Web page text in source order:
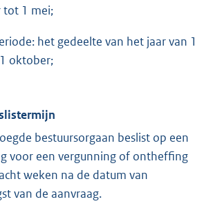
tot 1 mei;
het gedeelte van het jaar van 1
oktober;
bestuursorgaan beslist op een
voor een vergunning of ontheffing
weken na de datum van
van de aanvraag.